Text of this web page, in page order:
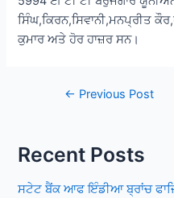
ਸਿੰਘ,ਕਿਰਨ,ਸਿਵਾਨੀ,ਮਨਪ੍ਰੀਤ
ਕੁਮਾਰ ਅਤੇ ਹੋਰ ਹਾਜ਼ਰ ਸਨ।
Post← Previous Post
Recent Posts
ਸਟੇਟ ਬੈਂਕ ਆਫ ਇੰਡੀਆ ਬ੍ਰਾਂਚ